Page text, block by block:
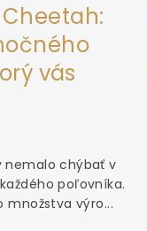
Cheetah:
vás
nemalo chýbať v
poľovníka.
množstva výro...